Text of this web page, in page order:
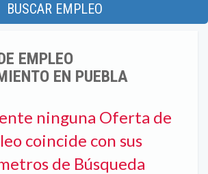
BUSCAR EMPLEO
EMPLEO
EN PUEBLA
ninguna Oferta de
coincide con sus
de Búsqueda